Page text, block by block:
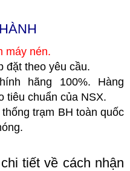
máy nén.
đặt theo yêu cầu.
hãng 100%. Hàng
tiêu chuẩn của NSX.
trạm BH toàn quốc
tiết về cách nhận